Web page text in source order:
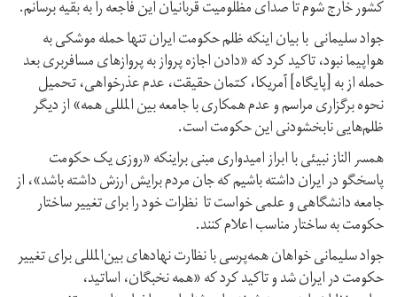
کشور خارج شوم تا صدای مظلومیت قربانیان این فاجعه را به بقیه برسانم.
جواد سلیمانی با بیان اینکه ظلم حکومت ایران تنها حمله موشکی به
هواپیما نبود، تاکید کرد که «دادن اجازه پرواز به پروازهای مسافربری بعد
حمله از به [پایگاه] آمریکا، کتمان حقیقت، عدم عذرخواهی، تحمیل
نحوه برگزاری مراسم و عدم همکاری با جامعه بین المللی همه» از دیگر
ظلم‌هایی نابخشودنی این حکومت است.
همسر الناز نبیئی با ابراز امیدواری مبنی براینکه «روزی یک حکومت
پاسخگو در ایران داشته باشیم که جان مردم برایش ارزش داشته باشد»، از
جامعه دانشگاهی و علمی‌ خواست تا نظرات خود را برای تغییر ساختار
حکومت به ساختار مناسب اعلام کنند.
جواد سلیمانی خواهان همه‌پرسی با نظارت نهادهای بین‌المللی برای تغییر
حکومت در ایران شد و تاکید کرد که «همه نخبگان، اساتید،